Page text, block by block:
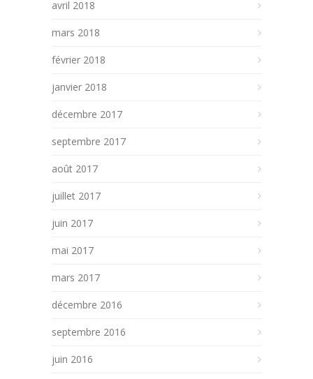
avril 2018
mars 2018
février 2018
janvier 2018
décembre 2017
septembre 2017
août 2017
juillet 2017
juin 2017
mai 2017
mars 2017
décembre 2016
septembre 2016
juin 2016